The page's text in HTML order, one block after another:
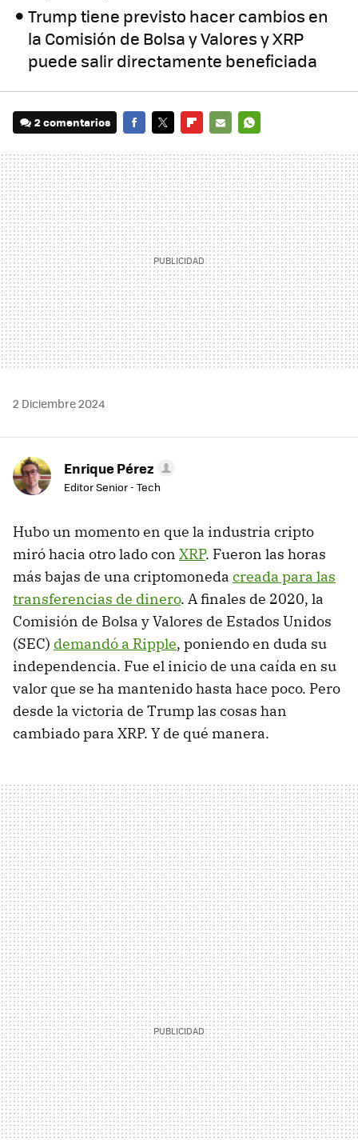
Trump tiene previsto hacer cambios en
la Comisión de Bolsa y Valores y XRP
puede salir directamente beneficiada
2 comentarios
MAIL
2 Diciembre 2024
Enrique Pérez
Editor Senior - Tech
Hubo un momento en que la industria cripto
miró hacia otro lado con XRP. Fueron las horas
más bajas de una criptomoneda creada para las
transferencias de dinero. A finales de 2020, la
Comisión de Bolsa y Valores de Estados Unidos
(SEC) demandó a Ripple, poniendo en duda su
independencia. Fue el inicio de una caída en su
valor que se ha mantenido hasta hace poco. Pero
desde la victoria de Trump las cosas han
cambiado para XRP. Y de qué manera.